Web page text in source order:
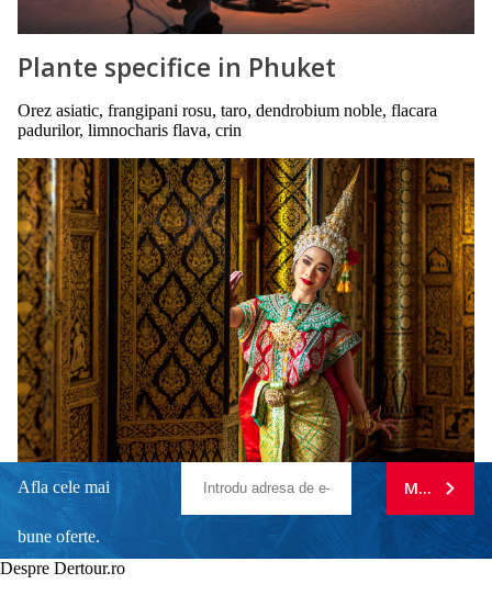
Plante specifice in Phuket
Orez asiatic, frangipani rosu, taro, dendrobium noble, flacara
padurilor, limnocharis flava, crin
Afla cele mai
bune oferte.
MA
Despre Dertour.ro